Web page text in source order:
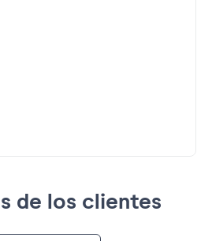
de los clientes